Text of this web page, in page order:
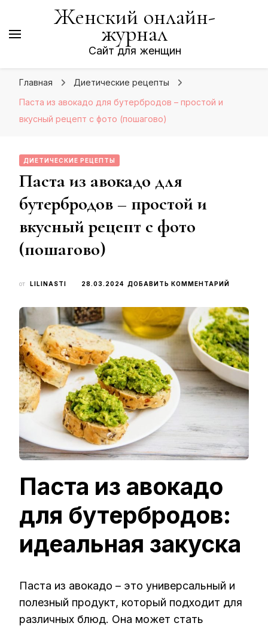
Женский онлайн-
журнал
Сайт для женщин
Главная
Диетические рецепты
Паста из авокадо для бутербродов – простой и
вкусный рецепт с фото (пошагово)
ДИЕТИЧЕСКИЕ РЕЦЕПТЫ
Паста из авокадо для
бутербродов – простой и
вкусный рецепт с фото
(пошагово)
от LILINASTI 28.03.2024 ДОБАВИТЬ КОММЕНТАРИЙ
ИЗ
АВОКАДО
ДЛЯ
–
ПРОСТОЙ
И
ВКУСНЫЙ
РЕЦЕПТ
Паста из авокадо
для бутербродов:
идеальная закуска
Паста из авокадо – это универсальный и
полезный продукт, который подходит для
различных блюд. Она может стать